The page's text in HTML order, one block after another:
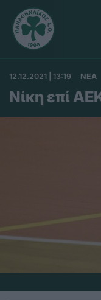
12.12.2021 | 13:19 ΝΕΑ
Νίκη επί